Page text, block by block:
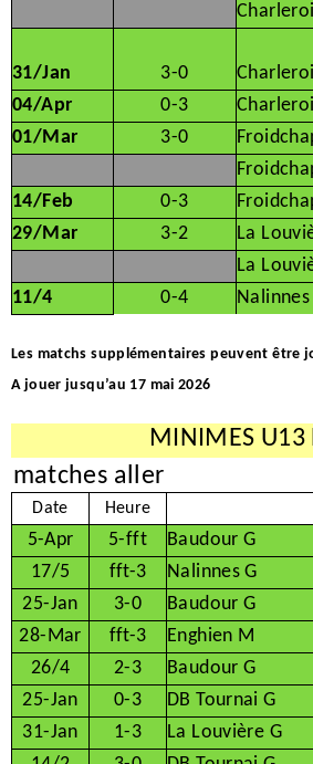
Charleroi
31/Jan 3-0 Charleroi
04/Apr
0-3 Charleroi
01/Mar
3-0
14/Feb
0-3
29/Mar
3-2 La
La
11/4
0-4 Nalinnes
Les matchs supplémentaires peuvent être
A jouer jusqu’au 17 mai 2026
MINIMES U13
matches aller
Date Heure
5-Apr 5-fft Baudour G
17/5
fft-3 Nalinnes G
25-Jan
3-0 Baudour G
28-Mar
fft-3 Enghien M
26/4
2-3 Baudour G
25-Jan
0-3 DB Tournai G
31-Jan
1-3 La Louvière G